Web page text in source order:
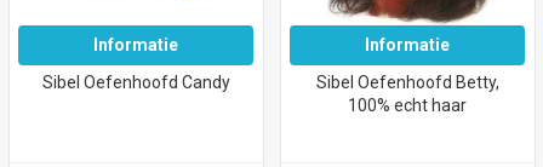
Informatie
Sibel Oefenhoofd Candy
Informatie
Sibel Oefenhoofd Betty,
100% echt haar